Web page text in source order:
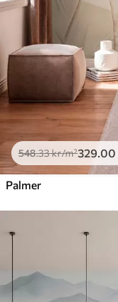
548.33kr/m²329.00
Palmer